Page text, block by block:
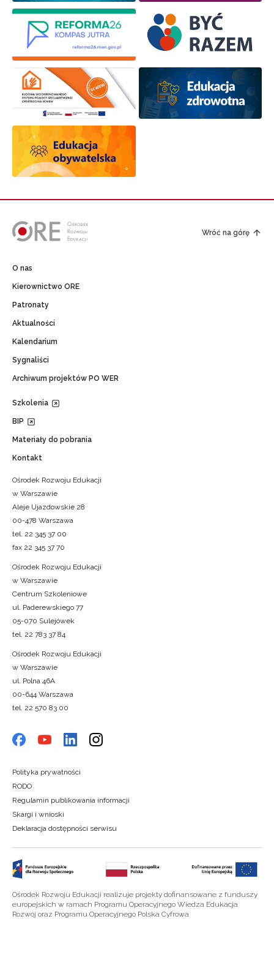
Wróć na górę
O nas
Kierownictwo ORE
Patronaty
Aktualności
Kalendarium
Sygnaliści
Archiwum projektów PO WER
Szkolenia
BIP
Materiały do pobrania
Kontakt
Ośrodek Rozwoju Edukacji
w Warszawie
Aleje Ujazdowskie 28
00-478 Warszawa
tel. 22 345 37 00
fax 22 345 37 70
Ośrodek Rozwoju Edukacji
w Warszawie
Centrum Szkoleniowe
ul. Paderewskiego 77
05-070 Sulejówek
tel. 22 783 37 84
Ośrodek Rozwoju Edukacji
w Warszawie
ul. Polna 46A
00-644 Warszawa
tel. 22 570 83 00
Polityka prywatności
RODO
Regulamin publikowania informacji
Skargi i wnioski
Deklaracja dostępności serwisu
Ośrodek Rozwoju Edukacji realizuje projekty dofinansowane z funduszy
europejskich w ramach Programu Operacyjnego Wiedza Edukacja
Rozwój oraz Programu Operacyjnego Polska Cyfrowa